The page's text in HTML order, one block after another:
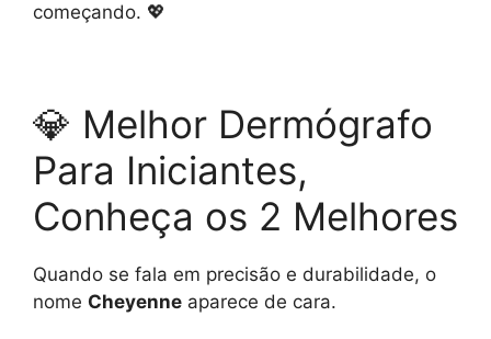
começando. 💖
💎 Melhor Dermógrafo
Para Iniciantes,
Conheça os 2 Melhores
Quando se fala em precisão e durabilidade, o
nome Cheyenne aparece de cara.